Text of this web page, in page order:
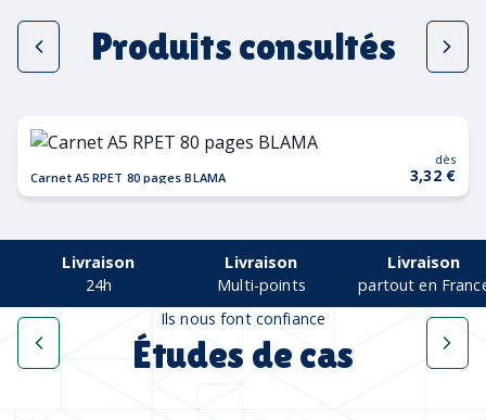
Produits consultés
Carnet A5 RPET 80 pages BLAMA
dès
3,32 €
Livraison
24h
Livraison
Multi-points
Livraison
partout en
Ils nous font confiance
Études de cas